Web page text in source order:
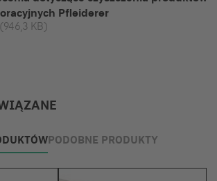
Pfleiderer
(946,3 KB)
PODOBNE PRODUKTY